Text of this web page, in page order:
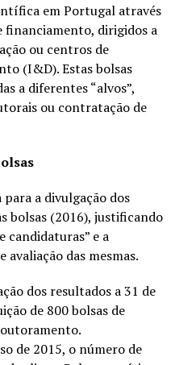
em Portugal através
dirigidos a
ou centros de
(I&D). Estas bolsas
a diferentes “alvos”,
ou contratação de
a divulgação dos
bolsas (2016), justificando
candidaturas” e a
avaliação das mesmas.
dos resultados a 31 de
de 800 bolsas de
de 2015, o número de